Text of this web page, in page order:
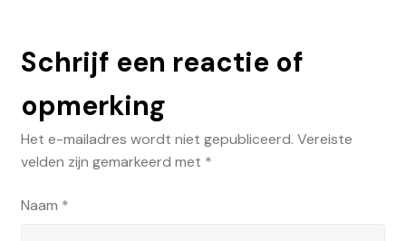
Schrijf een reactie of
opmerking
Het e-mailadres wordt niet gepubliceerd. Vereiste
velden zijn gemarkeerd met *
Naam *